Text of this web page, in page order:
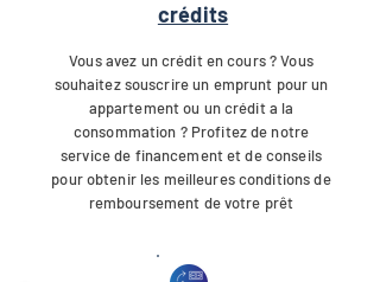
crédits
Vous avez un crédit en cours ? Vous
souhaitez souscrire un emprunt pour un
appartement ou un crédit a la
consommation ? Profitez de notre
service de financement et de conseils
pour obtenir les meilleures conditions de
remboursement de votre prêt